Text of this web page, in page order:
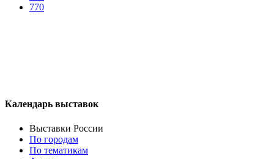
770
Календарь выставок
Выставки России
По городам
По тематикам